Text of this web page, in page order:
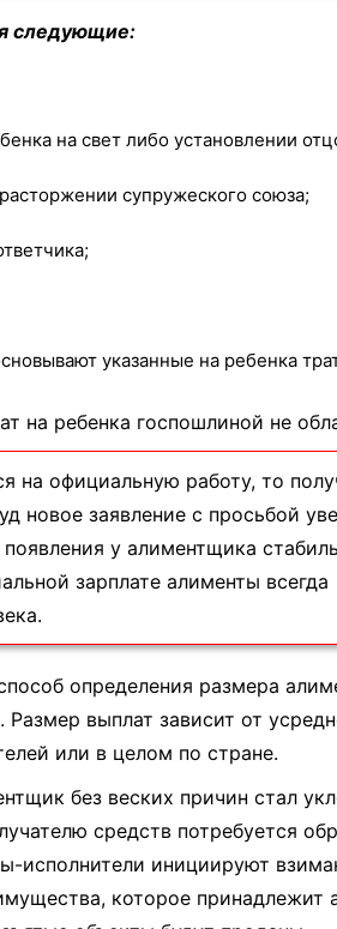
следующие:
на свет либо установлении
супружеского союза;
указанные на ребенка
на ребенка госпошлиной не
на официальную работу, то
новое заявление с просьбой
у алиментщика
зарплате алименты всегда
определения размера
выплат зависит от
или в целом по стране.
без веских причин стал
средств потребуется
исполнители инициируют
которое принадлежит